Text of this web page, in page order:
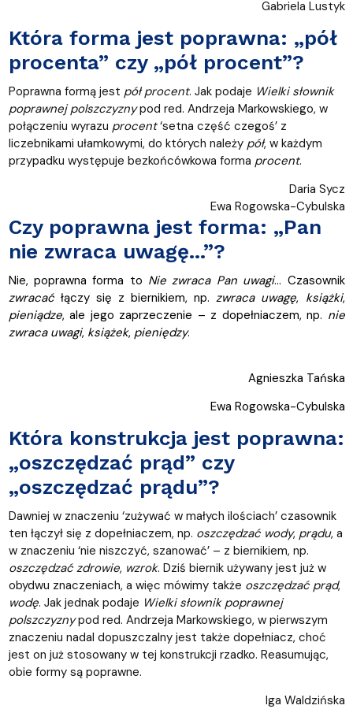
Gabriela Lustyk
Która forma jest poprawna: „pół
procenta” czy „pół procent”?
Poprawna formą jest pół procent. Jak podaje Wielki słownik
poprawnej polszczyznypod red. Andrzeja Markowskiego, w
połączeniu wyrazu procent‘setna część czegoś’ z
liczebnikami ułamkowymi, do których należy pół, w każdym
przypadku występuje bezkońcówkowa forma procent.
Daria Sycz
Ewa Rogowska-Cybulska
Czy poprawna jest forma: „Pan
nie zwraca uwagę...”?
Nie, poprawna forma to Nie zwraca Pan uwagi… Czasownik
zwracaćłączy się z biernikiem, np.zwraca uwagę, książki,
pieniądze, ale jego zaprzeczenie – z dopełniaczem, np. nie
zwraca uwagi, książek, pieniędzy.
Agnieszka Tańska
Ewa Rogowska-Cybulska
Która konstrukcja jest poprawna:
„oszczędzać prąd” czy
„oszczędzać prądu”?
Dawniej w znaczeniu ‘zużywać w małych ilościach’ czasownik
ten łączył się z dopełniaczem, np. oszczędzać wody, prądu, a
w znaczeniu ‘nie niszczyć, szanować’ – z biernikiem, np.
oszczędzać zdrowie, wzrok. Dziś biernik używany jest już w
obydwu znaczeniach, a więc mówimy także oszczędzać prąd,
wodę. Jak jednak podaje Wielki słownik poprawnej
polszczyznypod red. Andrzeja Markowskiego, w pierwszym
znaczeniu nadal dopuszczalny jest także dopełniacz, choć
jest on już stosowany w tej konstrukcji rzadko. Reasumując,
obie formy są poprawne.
Iga Waldzińska